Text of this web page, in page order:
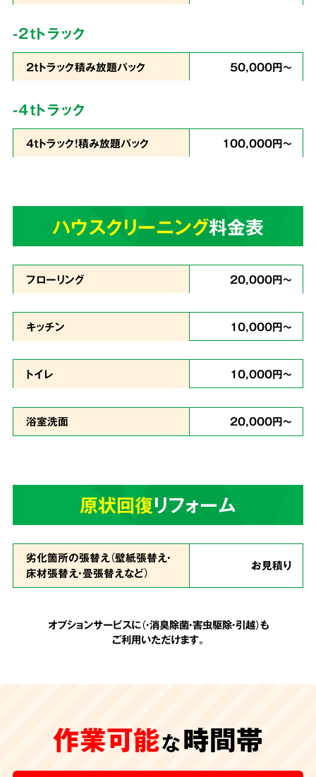
私たちは片づけで出たゴミの処分から、不用品
の買取りまでをワンストップで行っています。
業界最安値を目指したサービスでお客様満足度
4
あらゆる状況に
スピーディーに対応
どんな現場
でも対応
のが難しいという状態でも作業致します。
まで積み上げられたゴミも、虫の湧いたゴミも
追加費用は一切なし
一切なし
-2tトラック
2tトラック積み放題パック 50,000円～
-4tトラック
4tトラック！積み放題パック 100,000円～
ハウスクリーニング料金表
フローリング 20,000円～
キッチン 10,000円～
トイレ 10,000円～
浴室洗面 20,000円～
原状回復リフォーム
劣化箇所の張替え（壁紙張替え・
床材張替え・畳張替えなど）
お見積り
オプションサービスに（・消臭除菌・害虫駆除・引越）も
ご利用いただけます。
作業可能な時間帯